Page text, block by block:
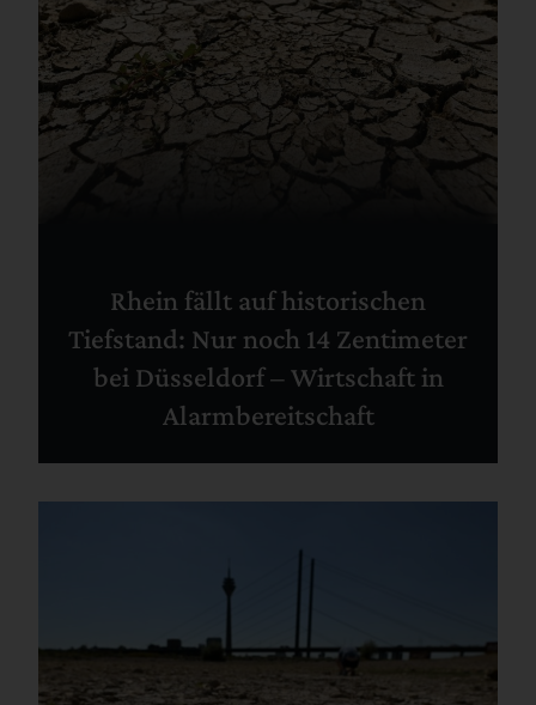
Rhein fällt auf historischen
Tiefstand: Nur noch 14 Zentimeter
bei Düsseldorf – Wirtschaft in
Alarmbereitschaft